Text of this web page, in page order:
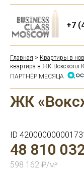
+7
Главная > Квартиры в
квартира в ЖК Воксхолл
ПАРТНЁР МЕСЯЦА
ЖК
ID
48 810
598 162 ₽/м²